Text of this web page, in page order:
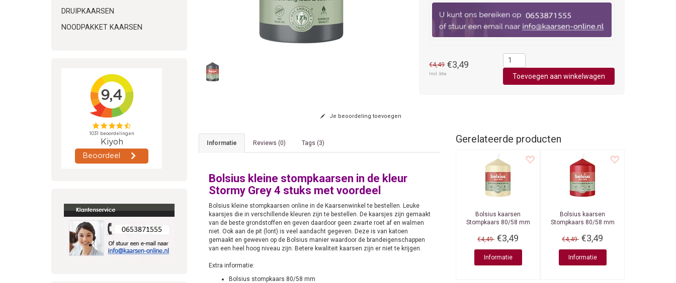
DRUIPKAARSEN
NOODPAKKET KAARSEN
€4,49 €3,49
Incl. btw
Je beoordeling toevoegen
Informatie Reviews (0) Tags (3)
Bolsius kleine stompkaarsen in de kleur
Stormy Grey 4 stuks met voordeel
Bolsius kleine stompkaarsen online in de Kaarsenwinkel te bestellen. Leuke
kaarsjes die in verschillende kleuren zijn te bestellen. De kaarsjes zijn gemaakt
van de beste grondstoffen en geven daardoor geen zwarte roet af en walmen
niet. Ook aan de pit (lont) is veel aandacht gegeven. Deze is van katoen
gemaakt en geweven op de Bolsius manier waardoor de brandeigenschappen
van een heel hoog niveau zijn. Betere kwaliteit kaarsen zijn er niet te krijgen.
Extra informatie:
Bolsius stompkaars 80/58 mm
Gerelateerde producten
Bolsius kaarsen
Stompkaars 80/58 mm
€4,49 €3,49
Informatie
Bolsius kaarsen
Stompkaars 80/58 mm
€4,49 €3,49
Informatie